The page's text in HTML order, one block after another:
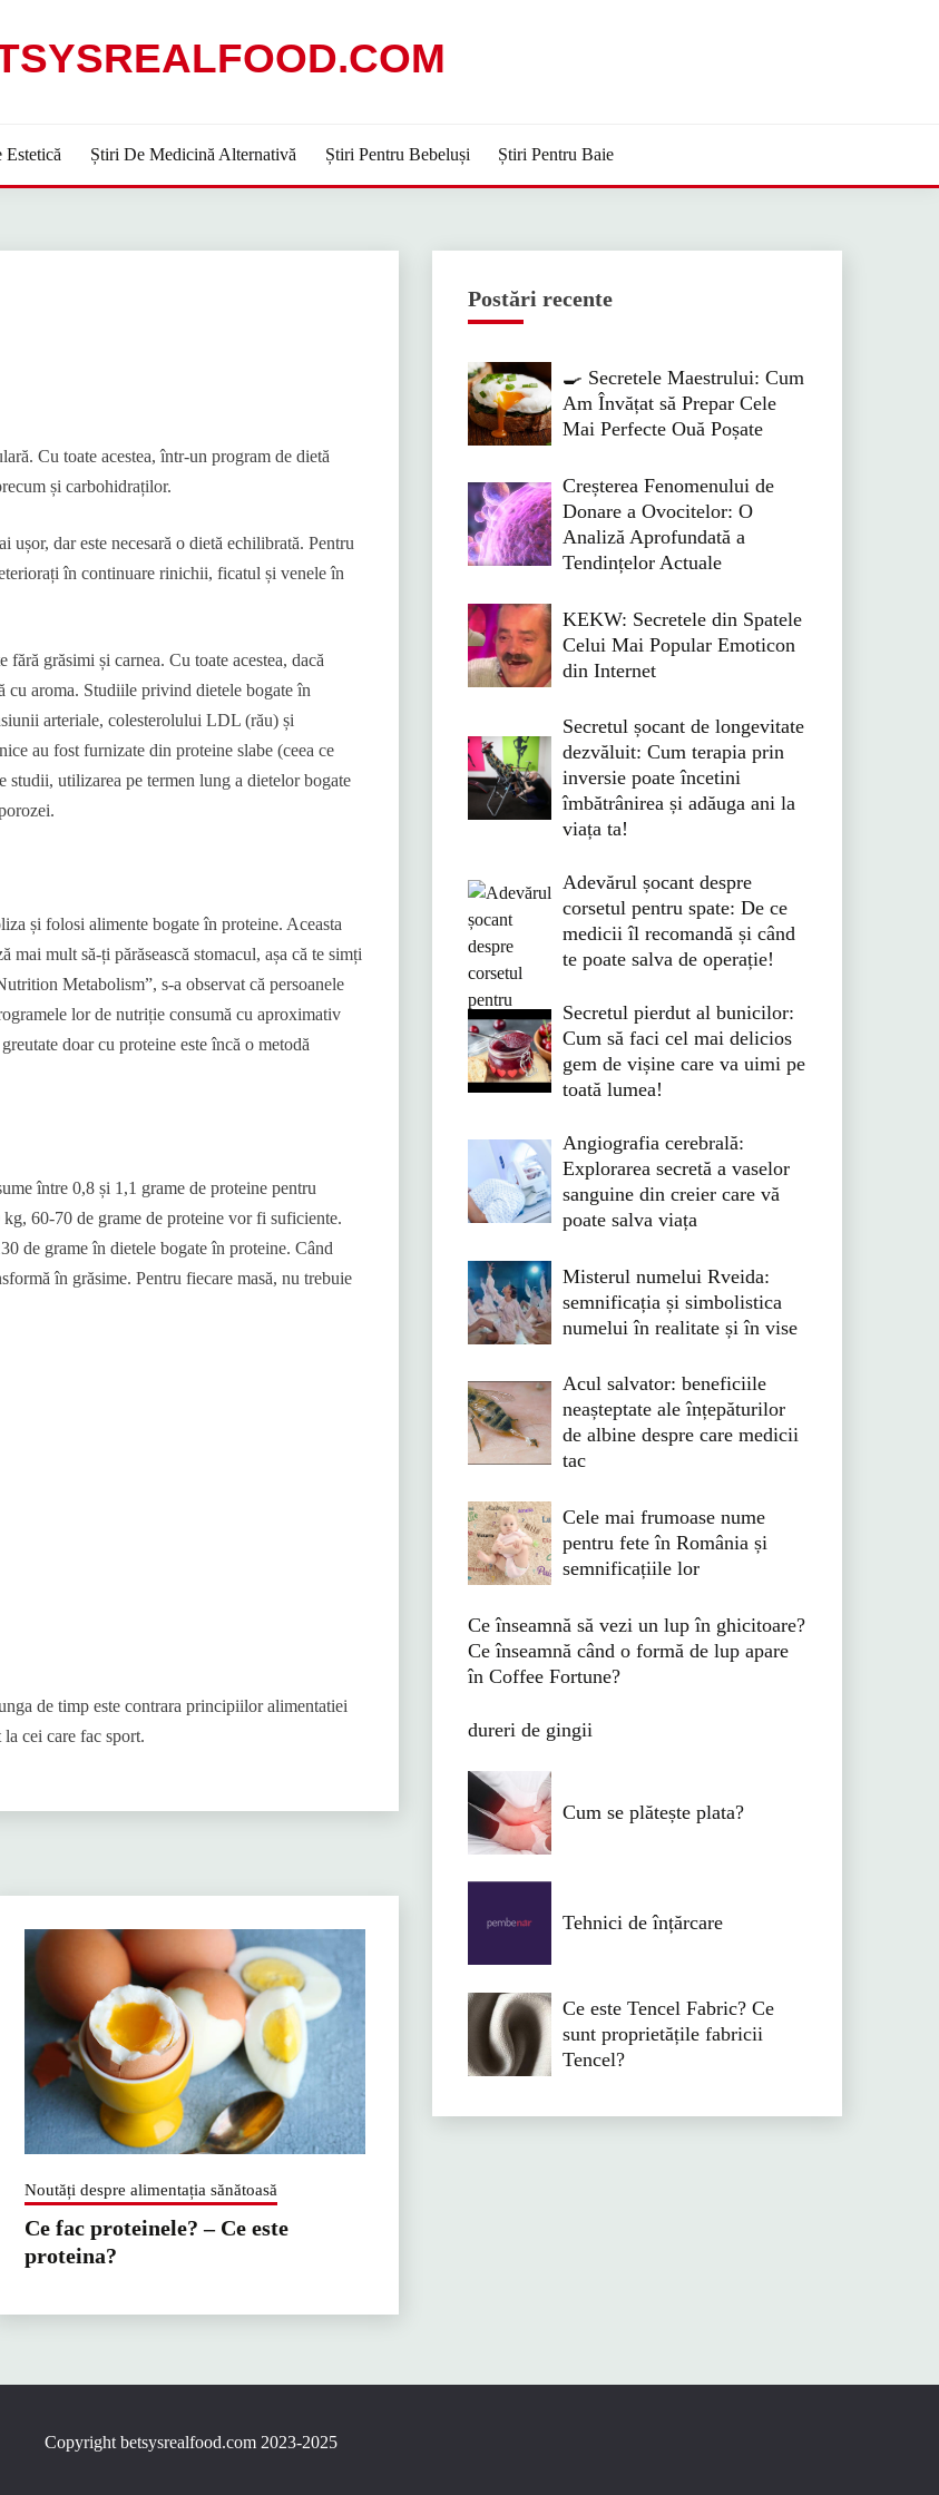
Estetică Știri De Medicină Alternativă Știri Pentru Bebeluși Știri Pentru Baie
Cu toate acestea, într-un program de dietă
și carbohidraților.
dar este necesară o dietă echilibrată. Pentru
în continuare rinichii, ficatul și venele în
grăsimi și carnea. Cu toate acestea, dacă
cu aroma. Studiile privind dietele bogate în
arteriale, colesterolului LDL (rău) și
au fost furnizate din proteine ​​slabe (ceea ce
studii, utilizarea pe termen lung a dietelor bogate
și folosi alimente bogate în proteine. Aceasta
mai mult să-ți părăsească stomacul, așa că te simți
Metabolism”, s-a observat că persoanele
lor de nutriție consumă cu aproximativ
doar cu proteine ​​este încă o metodă
între 0,8 și 1,1 grame de proteine ​​pentru
60-70 de grame de proteine ​​vor fi suficiente.
de grame în dietele bogate în proteine. Când
în grăsime. Pentru fiecare masă, nu trebuie
de timp este contrara principiilor alimentatiei
cei care fac sport.
Noutăți despre alimentația sănătoasă
Ce fac proteinele? – Ce este
proteina?
Postări recente
🍳 Secretele Maestrului: Cum
Am Învățat să Prepar Cele
Mai Perfecte Ouă Poșate
Creșterea Fenomenului de
Donare a Ovocitelor: O
Analiză Aprofundată a
Tendințelor Actuale
KEKW: Secretele din Spatele
Celui Mai Popular Emoticon
din Internet
Secretul șocant de longevitate
dezvăluit: Cum terapia prin
inversie poate încetini
îmbătrânirea și adăuga ani la
viața ta!
Adevărul șocant despre
corsetul pentru spate: De ce
medicii îl recomandă și când
te poate salva de operație!
Secretul pierdut al bunicilor:
Cum să faci cel mai delicios
gem de vișine care va uimi pe
toată lumea!
Angiografia cerebrală:
Explorarea secretă a vaselor
sanguine din creier care vă
poate salva viața
Misterul numelui Rveida:
semnificația și simbolistica
numelui în realitate și în vise
Acul salvator: beneficiile
neașteptate ale înțepăturilor
de albine despre care medicii
tac
Cele mai frumoase nume
pentru fete în România și
semnificațiile lor
Ce înseamnă să vezi un lup în ghicitoare?
Ce înseamnă când o formă de lup apare
în Coffee Fortune?
dureri de gingii
Cum se plătește plata?
Tehnici de înțărcare
Ce este Tencel Fabric? Ce
sunt proprietățile fabricii
Tencel?
Copyright betsysrealfood.com 2023-2025